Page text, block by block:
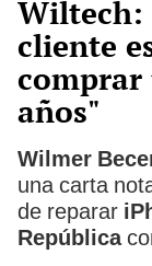
Wiltech:
cliente
comprar
años"
Wilmer
una carta
de reparar
República